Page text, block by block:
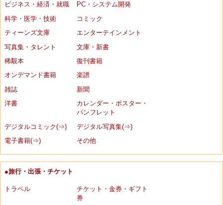
ビジネス・経済・就職
PC・システム開発
科学・医学・技術
コミック
ティーンズ文庫
エンターテインメント
写真集・タレント
文庫・新書
稀覯本
復刊書籍
オンデマンド書籍
楽譜
雑誌
新聞
洋書
カレンダー・ポスター・
パンフレット
デジタルコミック(⇒)
デジタル写真集(⇒)
電子書籍(⇒)
その他
●旅行・出張・チケット
トラベル
チケット・金券・ギフト
券